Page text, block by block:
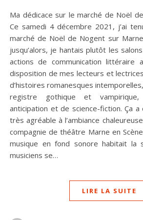
Ma dédicace sur le marché de Noël de Nogent sur Marne
Ce samedi 4 décembre 2021, j’ai
marché de Noël de Nogent sur
jusqu’alors, je hantais plutôt les
actions de communication
disposition de mes lecteurs et
d’histoires romanesques
registre gothique et vampirique,
anticipation et de science-fiction. Ça
très agréable à l’ambiance
compagnie de théâtre Marne en Scène
musique en fond sonore habitait la
musiciens se…
LIRE LA SUITE